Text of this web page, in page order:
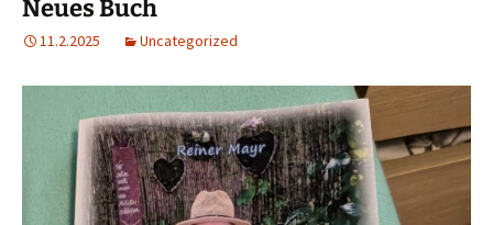
Neues Buch
11.2.2025 Uncategorized